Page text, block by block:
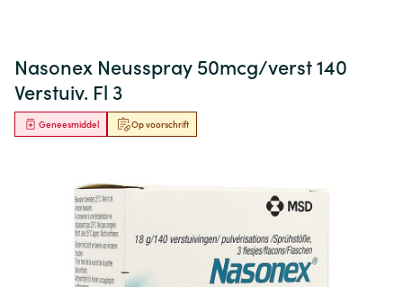
Nasonex Neusspray 50mcg/verst 140
Verstuiv. Fl 3
Op voorschrift
Geneesmiddel